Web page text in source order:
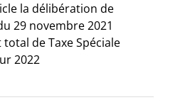
la délibération de
29 novembre 2021
de Taxe Spéciale
2022